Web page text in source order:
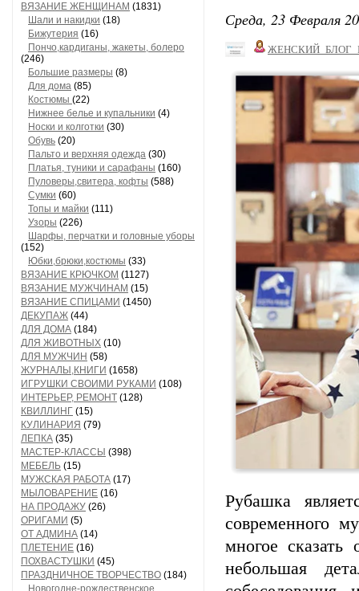
ВЯЗАНИЕ ЖЕНЩИНАМ (1831)
Шали и накидки (18)
Бижутерия (16)
Пончо,кардиганы, жакеты, болеро
(246)
Большие размеры (8)
Для дома (85)
Костюмы (22)
Нижнее белье и купальники (4)
Носки и колготки (30)
Обувь (20)
Пальто и верхняя одежда (30)
Платья, туники и сарафаны (160)
Пуловеры,свитера, кофты (588)
Сумки (60)
Топы и майки (111)
Узоры (226)
Шарфы, перчатки и головные уборы
(152)
Юбки,брюки,костюмы (33)
ВЯЗАНИЕ КРЮЧКОМ (1127)
ВЯЗАНИЕ МУЖЧИНАМ (15)
ВЯЗАНИЕ СПИЦАМИ (1450)
ДЕКУПАЖ (44)
ДЛЯ ДОМА (184)
ДЛЯ ЖИВОТНЫХ (10)
ДЛЯ МУЖЧИН (58)
ЖУРНАЛЫ,КНИГИ (1658)
ИГРУШКИ СВОИМИ РУКАМИ (108)
ИНТЕРЬЕР, РЕМОНТ (128)
КВИЛЛИНГ (15)
КУЛИНАРИЯ (79)
ЛЕПКА (35)
МАСТЕР-КЛАССЫ (398)
МЕБЕЛЬ (15)
МУЖСКАЯ РАБОТА (17)
МЫЛОВАРЕНИЕ (16)
НА ПРОДАЖУ (26)
ОРИГАМИ (5)
ОТ АДМИНА (14)
ПЛЕТЕНИЕ (16)
ПОХВАСТУШКИ (45)
ПРАЗДНИЧНОЕ ТВОРЧЕСТВО (184)
Новогодне-рождественское
Среда, 23 Февраля
Рубашка
современного
многое
небольшая